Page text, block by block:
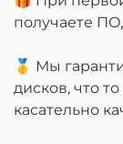
получаете
🥇 Мы
дисков, что
касательно